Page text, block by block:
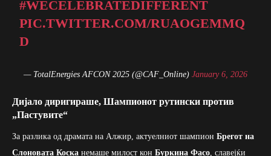
#WECELEBRATEDIFFERENT
PIC.TWITTER.COM/RUAOGEMMQ
D
— TotalEnergies AFCON 2025 (@CAF_Online) January 6, 2026
Дијало диригираше, Шампионот рутински против
„Пастувите“
За разлика од драмата на Алжир, актуелниот шампион Брегот на
Слоновата Коска немаше милост кон Буркина Фасо , славејќи